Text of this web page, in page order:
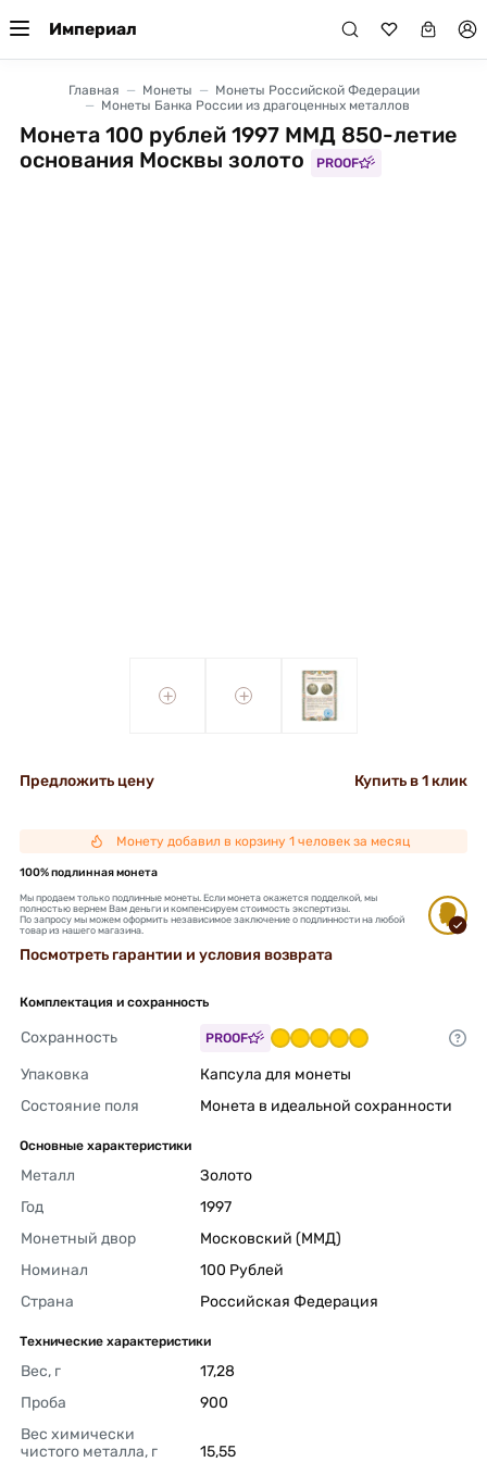
Империал
Главная Монеты
Монеты Российской Федерации
Монеты Банка России из драгоценных металлов
Монета 100 рублей 1997 ММД 850-летие
основания Москвы золото
PROOF
+ +
Предложить цену Купить в 1 клик
Монету добавил в корзину 1 человек за месяц
100% подлинная монета
Мы продаем только подлинные монеты. Если монета окажется подделкой, мы
полностью вернем Вам деньги и компенсируем стоимость экспертизы.
По запросу мы можем оформить независимое заключение о подлинности на любой
товар из нашего магазина.
Посмотреть гарантии и условия возврата
Комплектация и сохранность
Сохранность PROOF
Упаковка
Капсула для монеты
Состояние поля
Монета в идеальной сохранности
Основные характеристики
Металл
Золото
Год
1997
Монетный двор
Московский (ММД)
Номинал
100 Рублей
Страна
Российская Федерация
Технические характеристики
Вес, г
17,28
Проба
900
Вес химически
чистого металла, г
15,55